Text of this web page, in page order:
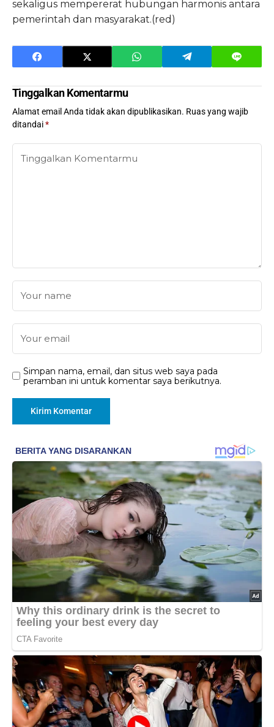
sekaligus mempererat hubungan harmonis antara
pemerintah dan masyarakat.(red)
Tinggalkan Komentarmu
Alamat email Anda tidak akan dipublikasikan. Ruas yang wajib
ditandai*
Simpan nama, email, dan situs web saya pada
peramban ini untuk komentar saya berikutnya.